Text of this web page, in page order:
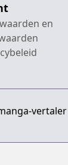
en